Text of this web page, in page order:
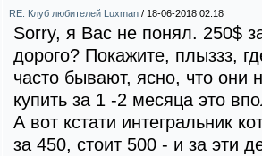
RE: Клуб любителей Luxman / 18-06-2018 02:18
Sorry, я Вас не понял. 250$
дорого? Покажите, плыззз,
часто бывают, ясно, что они
купить за 1 -2 месяца это
А вот кстати интегральник
за 450, стоит 500 - и за эти